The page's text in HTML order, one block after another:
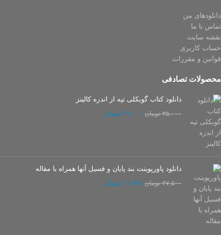
دانلودهای من
تماس با ما
نقشه سایت
حساب کاربری
قوانین و مقررات
محصولات تصادفی
دانلود کتاب گوبکلی تپه از اندره کالینز
۳۵,۰۰۰ تومان ۲۱,۰۰۰ تومان
دانلود پاورپوینت بند پایان و فسیل آنها همراه با مقاله
۳۷,۵۰۰ تومان ۱۱,۲۵۰ تومان